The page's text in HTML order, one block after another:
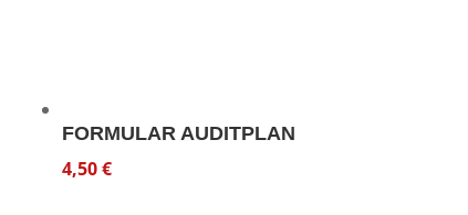
FORMULAR AUDITPLAN
4,50€